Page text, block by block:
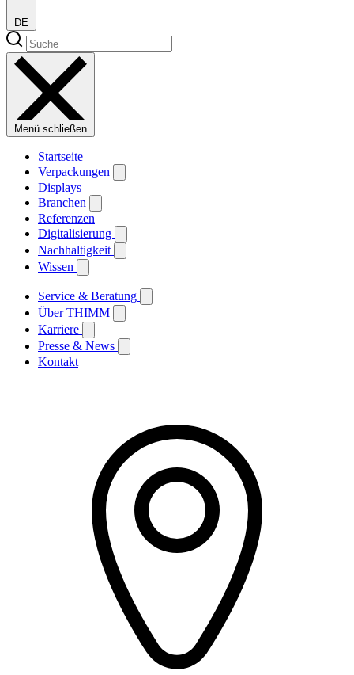
DE
Menü schließen
Startseite
Verpackungen
Displays
Branchen
Referenzen
Digitalisierung
Nachhaltigkeit
Wissen
Service & Beratung
Über THIMM
Karriere
Presse & News
Kontakt